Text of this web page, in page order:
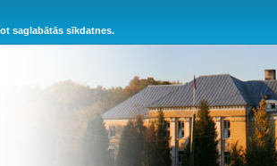
saglabātās sīkdatnes.